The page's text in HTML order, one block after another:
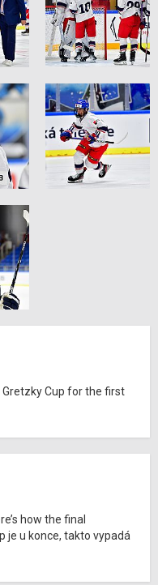
Gretzky Cup for the first
how the final
je u konce, takto vypadá